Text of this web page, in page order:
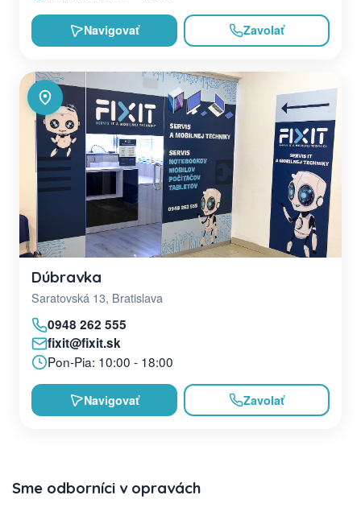
Navigovať Zavolať
Dúbravka
Saratovská 13, Bratislava
0948 262 555
fixit@fixit.sk
Pon-Pia: 10:00 - 18:00
Navigovať Zavolať
Sme odborníci v opravách